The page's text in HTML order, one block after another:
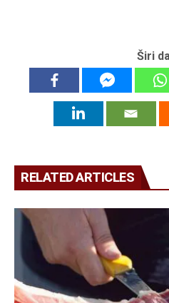
Širi
RELATED ARTICLES